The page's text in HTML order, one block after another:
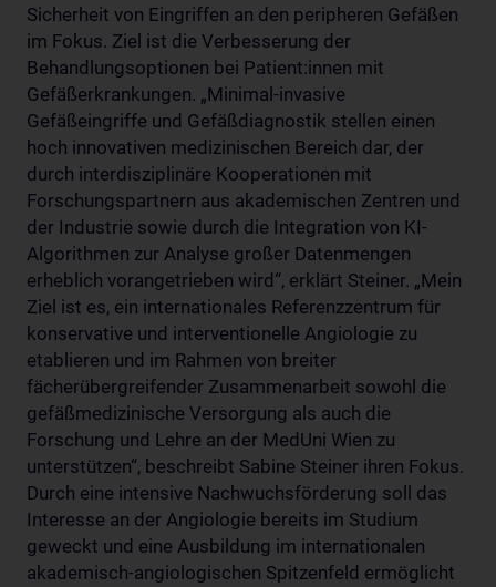
Sicherheit von Eingriffen an den peripheren Gefäßen
im Fokus. Ziel ist die Verbesserung der
Behandlungsoptionen bei Patient:innen mit
Gefäßerkrankungen. „Minimal-invasive
Gefäßeingriffe und Gefäßdiagnostik stellen einen
hoch innovativen medizinischen Bereich dar, der
durch interdisziplinäre Kooperationen mit
Forschungspartnern aus akademischen Zentren und
der Industrie sowie durch die Integration von KI-
Algorithmen zur Analyse großer Datenmengen
erheblich vorangetrieben wird“, erklärt Steiner. „Mein
Ziel ist es, ein internationales Referenzzentrum für
konservative und interventionelle Angiologie zu
etablieren und im Rahmen von breiter
fächerübergreifender Zusammenarbeit sowohl die
gefäßmedizinische Versorgung als auch die
Forschung und Lehre an der MedUni Wien zu
unterstützen“, beschreibt Sabine Steiner ihren Fokus.
Durch eine intensive Nachwuchsförderung soll das
Interesse an der Angiologie bereits im Studium
geweckt und eine Ausbildung im internationalen
akademisch-angiologischen Spitzenfeld ermöglicht